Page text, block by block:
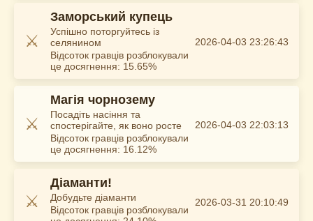
⚔️
Заморський купець
Успішно поторгуйтесь із
селянином
Відсоток гравців розблокували
це досягнення: 15.65%
2026-04-03 23:26:43
⚔️
Магія чорнозему
Посадіть насіння та
спостерігайте, як воно росте
Відсоток гравців розблокували
це досягнення: 16.12%
2026-04-03 22:03:13
⚔️
Діаманти!
Добудьте діаманти
Відсоток гравців розблокували
2026-03-31 20:10:49